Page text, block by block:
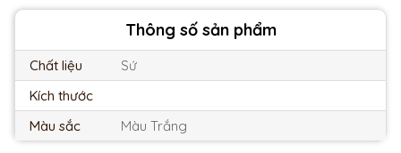
Thông số sản phẩm
Chất liệu
Sứ
Kích thước
Màu sắc
Màu Trắng